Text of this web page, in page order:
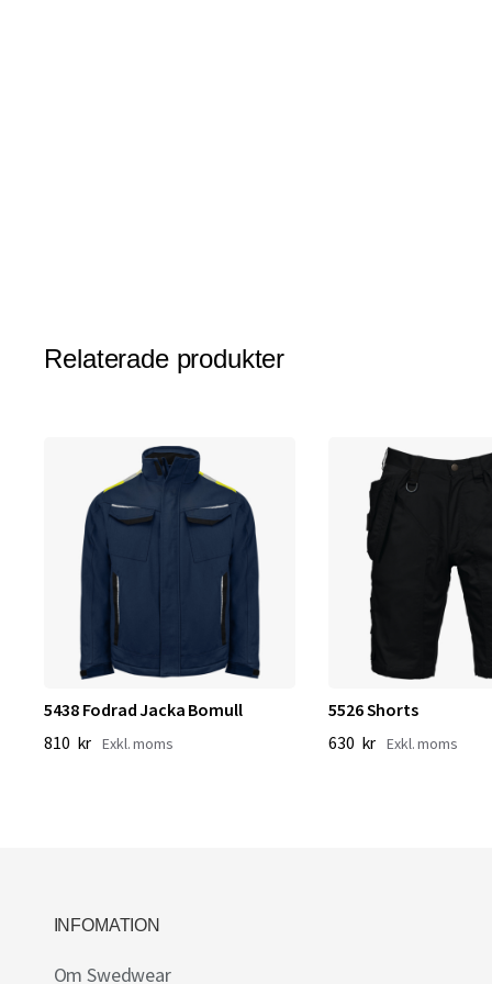
Relaterade produkter
5438 Fodrad Jacka Bomull
810 kr
5526 Shorts
630 kr
INFOMATION
Om Swedwear